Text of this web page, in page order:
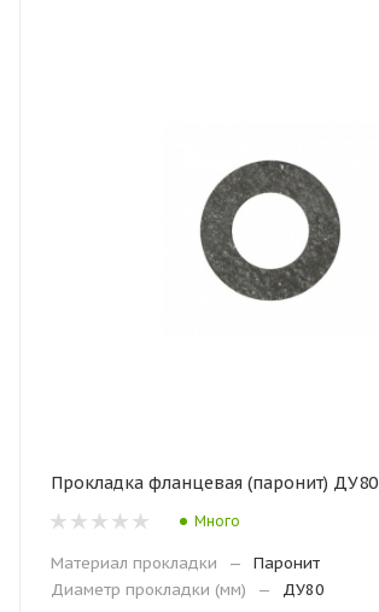
Прокладка фланцевая (паронит) ДУ80
Много
Материал прокладки —
Паронит
Диаметр прокладки (мм)
— ДУ80